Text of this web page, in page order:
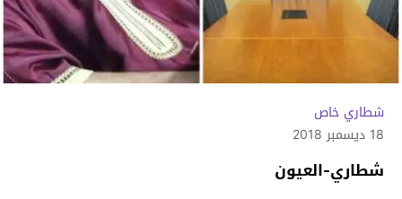
شطاري خاص
18 ديسمبر 2018
شطاري-العيون